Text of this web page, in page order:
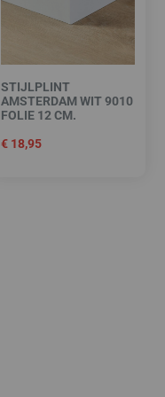
STIJLPLINT
AMSTERDAM WIT 9010
FOLIE 12 CM.
€18,95